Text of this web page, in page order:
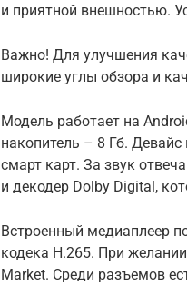
и приятной внешностью.
Важно! Для улучшения
широкие углы обзора и
Модель работает на
накопитель – 8 Гб.
смарт карт. За звук
и декодер Dolby Digital,
Встроенный медиаплеер
кодека H.265. При
Market. Среди разъемов